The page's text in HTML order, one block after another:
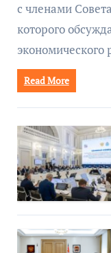
с членами
которого
экономического
Read More